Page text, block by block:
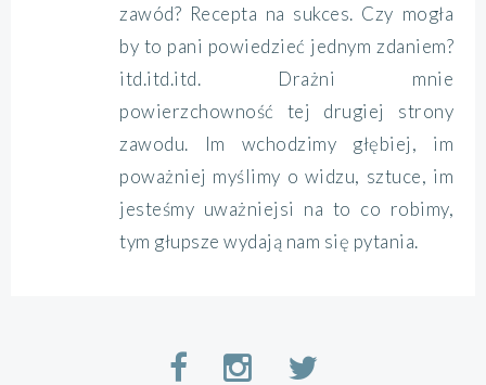
zawód? Recepta na sukces. Czy mogła
by to pani powiedzieć jednym zdaniem?
itd.itd.itd. Drażni mnie
powierzchowność tej drugiej strony
zawodu. Im wchodzimy głębiej, im
poważniej myślimy o widzu, sztuce, im
jesteśmy uważniejsi na to co robimy,
tym głupsze wydają nam się pytania.